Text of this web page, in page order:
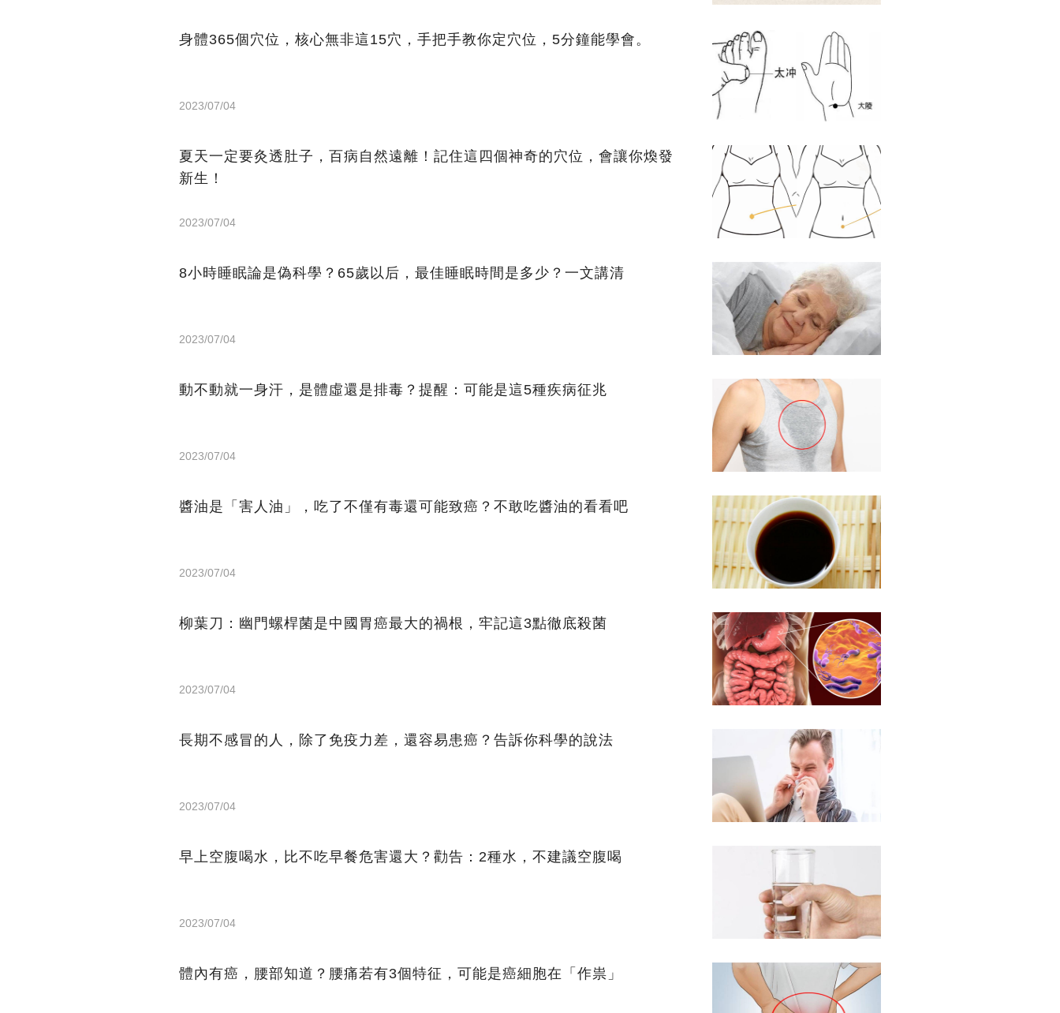
身體365個穴位，核心無非這15穴，手把手教你定穴位，5分鐘能學會。
2023/07/04
夏天一定要灸透肚子，百病自然遠離！記住這四個神奇的穴位，會讓你煥發
新生！
2023/07/04
8小時睡眠論是偽科學？65歲以后，最佳睡眠時間是多少？一文講清
2023/07/04
動不動就一身汗，是體虛還是排毒？提醒：可能是這5種疾病征兆
2023/07/04
醬油是「害人油」，吃了不僅有毒還可能致癌？不敢吃醬油的看看吧
2023/07/04
柳葉刀：幽門螺桿菌是中國胃癌最大的禍根，牢記這3點徹底殺菌
2023/07/04
長期不感冒的人，除了免疫力差，還容易患癌？告訴你科學的說法
2023/07/04
早上空腹喝水，比不吃早餐危害還大？勸告：2種水，不建議空腹喝
2023/07/04
體內有癌，腰部知道？腰痛若有3個特征，可能是癌細胞在「作祟」